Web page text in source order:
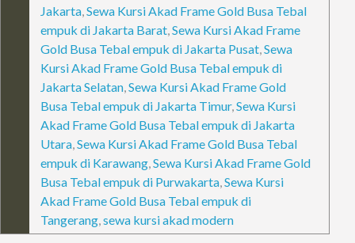
Jakarta,Sewa Kursi Akad Frame Gold Busa Tebal
empuk di Jakarta Barat,Sewa Kursi Akad Frame
Gold Busa Tebal empuk di Jakarta Pusat,Sewa
Kursi Akad Frame Gold Busa Tebal empuk di
Jakarta Selatan,Sewa Kursi Akad Frame Gold
Busa Tebal empuk di Jakarta Timur,Sewa Kursi
Akad Frame Gold Busa Tebal empuk di Jakarta
Utara,Sewa Kursi Akad Frame Gold Busa Tebal
empuk di Karawang,Sewa Kursi Akad Frame Gold
Busa Tebal empuk di Purwakarta,Sewa Kursi
Akad Frame Gold Busa Tebal empuk di
Tangerang,sewa kursi akad modern